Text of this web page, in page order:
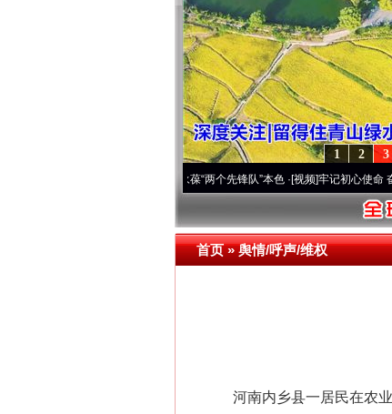
3
2
1
永葆“两个先锋队”本色·[视频]牢记初心使命 奋进复兴征
首页»舆情/呼声/维权
河南内乡县一居民在农业